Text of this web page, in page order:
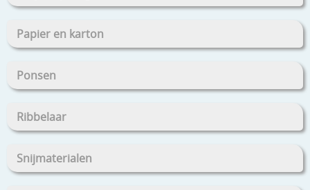
Papier en karton
Ponsen
Ribbelaar
Snijmaterialen